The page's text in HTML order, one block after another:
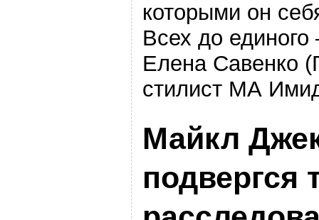
которыми он
Всех до
Елена Савенко
стилист МА
Майкл
подвергся